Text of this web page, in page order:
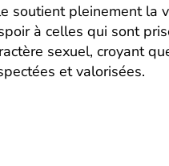
soutient pleinement la
à celles qui sont
sexuel, croyant
et valorisées.